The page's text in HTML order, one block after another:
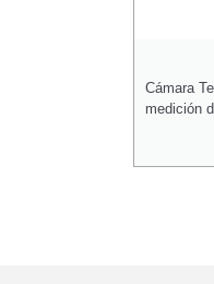
Cámara
medición